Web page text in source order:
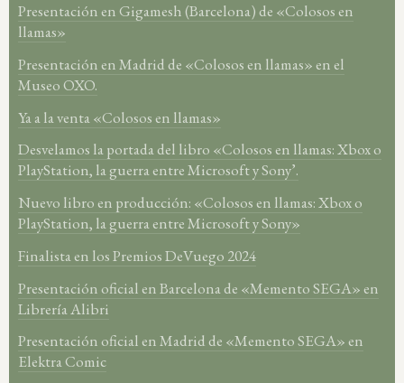
Presentación en Gigamesh (Barcelona) de «Colosos en
llamas»
Presentación en Madrid de «Colosos en llamas» en el
Museo OXO.
Ya a la venta «Colosos en llamas»
Desvelamos la portada del libro «Colosos en llamas: Xbox o
PlayStation, la guerra entre Microsoft y Sony’.
Nuevo libro en producción: «Colosos en llamas: Xbox o
PlayStation, la guerra entre Microsoft y Sony»
Finalista en los Premios DeVuego 2024
Presentación oficial en Barcelona de «Memento SEGA» en
Librería Alibri
Presentación oficial en Madrid de «Memento SEGA» en
Elektra Comic